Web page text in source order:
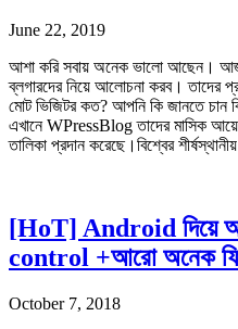
June 22, 2019
আশা করি সবায় অনেক ভালো আছেন।
ব্লগারদের নিয়ে আলোচনা করব। তাদের
মোট ভিজিটর কত? আপনি কি জানতে চান
এখানে WPressBlog তাদের মাসিক
তালিকা প্রদান করেছে।বিশ্বের
[HoT] Android দিয়ে
control +আরো অনেক
October 7, 2018